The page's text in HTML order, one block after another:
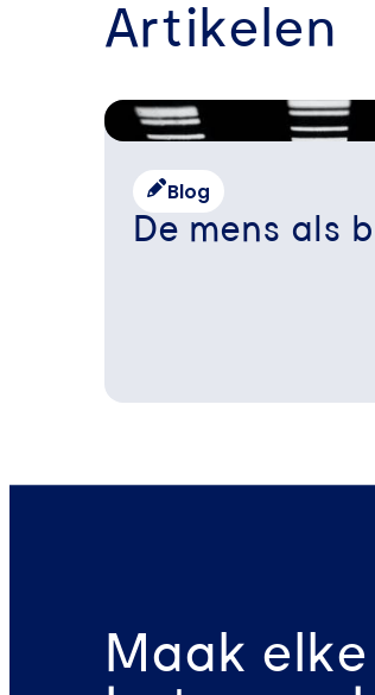
Artikelen
Blog
De mens als
Maak